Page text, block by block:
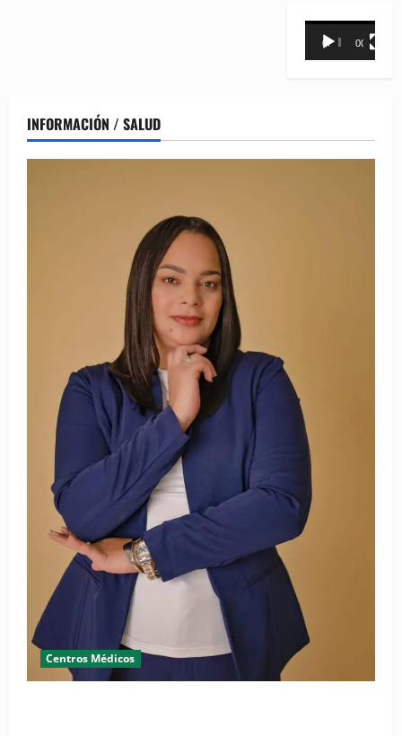
Reproductor
00:00 00:31
INFORMACIÓN / SALUD
Centros Médicos